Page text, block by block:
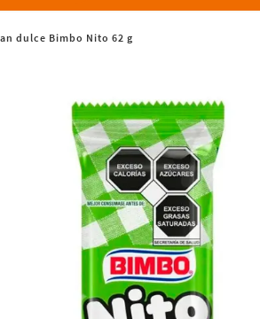
dulce Bimbo Nito 62 g